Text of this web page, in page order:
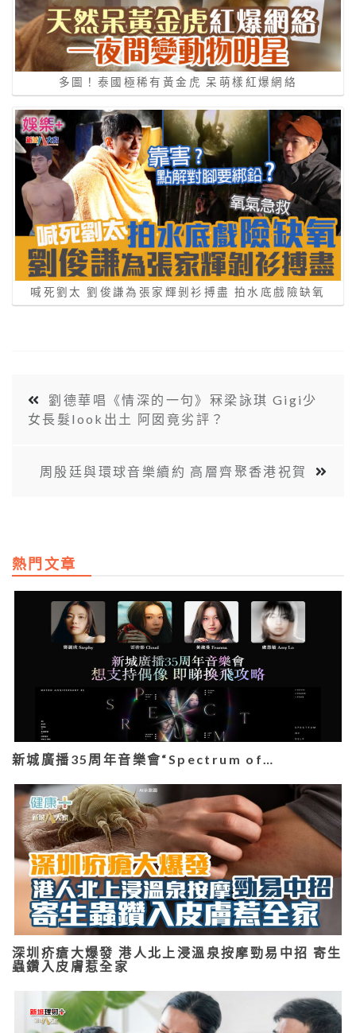
多圖！泰國極稀有黃金虎 呆萌樣紅爆網絡
喊死劉太 劉俊謙為張家輝剝衫搏盡 拍水底戲險缺氧
劉德華唱《情深的一句》冧梁詠琪 Gigi少
女長髮look出土 阿囡竟劣評？
周殷廷與環球音樂續約 高層齊聚香港祝賀
熱門文章
新城廣播35周年音樂會“Spectrum of…
深圳疥瘡大爆發 港人北上浸溫泉按摩勁易中招 寄生
蟲鑽入皮膚惹全家